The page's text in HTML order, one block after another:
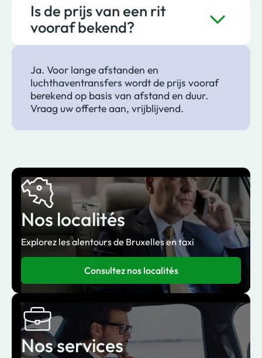
Is de prijs van een rit
vooraf bekend?
Ja. Voor lange afstanden en
luchthaventransfers wordt de prijs vooraf
berekend op basis van afstand en duur.
Vraag uw offerte aan, vrijblijvend.
Nos localités
Explorez les alentours de Bruxelles en taxi
Consultez nos localités
Nos services